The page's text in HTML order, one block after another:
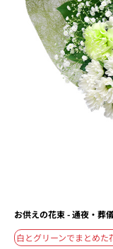
お供えの花束 - 通夜・葬
白とグリーンでまとめた